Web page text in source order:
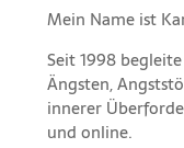
Mein Name ist
Seit 1998
Ängsten,
innerer
und online.